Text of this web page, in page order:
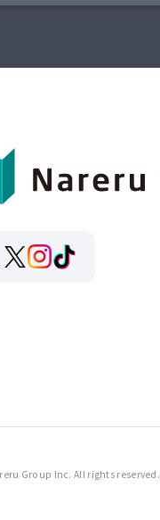
Group Inc. All rights reserved.